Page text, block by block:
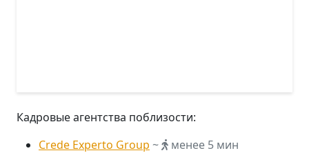
Кадровые агентства поблизости:
Crede Experto Group ~
менее 5 мин